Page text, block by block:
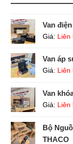
Van
Giá: Liên
Van áp
Giá: Liên
Van
Giá: Liên
Bộ
THACO